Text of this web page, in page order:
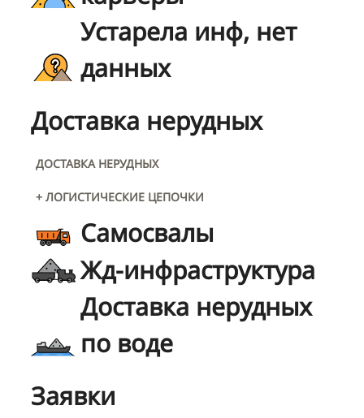
Устарела инф, нет
данных
Доставка нерудных
ДОСТАВКА НЕРУДНЫХ
+ ЛОГИСТИЧЕСКИЕ ЦЕПОЧКИ
Самосвалы
Жд-инфраструктура
Доставка нерудных
по воде
Заявки